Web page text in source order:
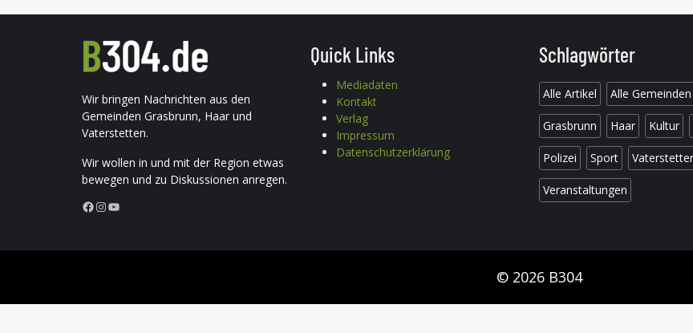
Wir bringen Nachrichten aus den
Gemeinden Grasbrunn, Haar und
Vaterstetten.
Wir wollen in und mit der Region etwas
bewegen und zu Diskussionen anregen.
Facebook InstagramYouTube
Quick Links
Mediadaten
Kontakt
Verlag
Impressum
Datenschutzerklärung
Schlagwörter
Alle Artikel Alle Gemeinden
Grasbrunn Haar Kultur
Polizei Sport
Veranstaltungen
© 2026 B304